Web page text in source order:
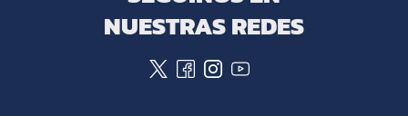
NUESTRAS REDES